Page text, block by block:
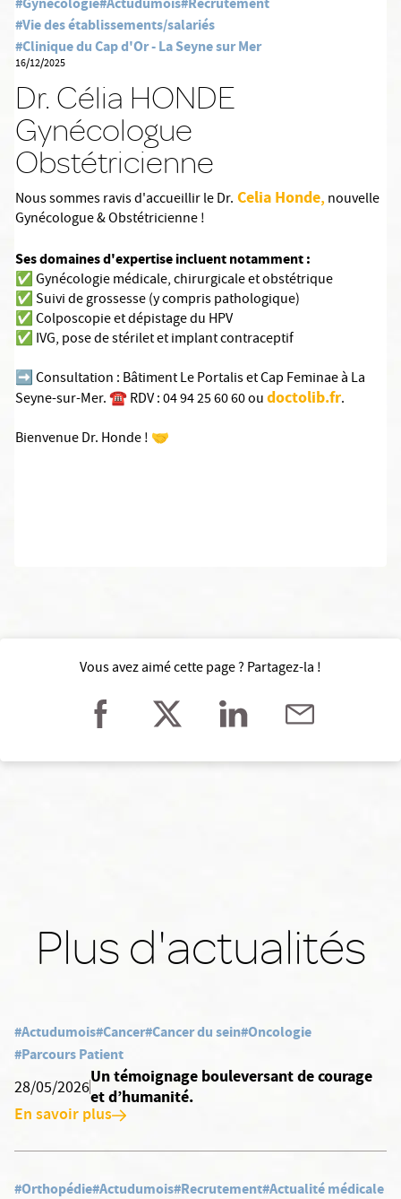
#Vie des établissements/salariés
#Clinique du Cap d'Or - La Seyne sur Mer
16/12/2025
Dr. Célia HONDE
Gynécologue
Obstétricienne
Nous sommes ravis d'accueillir le Dr. Celia Honde, nouvelle
Gynécologue & Obstétricienne !
Ses domaines d'expertise incluent notamment :
✅ Gynécologie médicale, chirurgicale et obstétrique
✅ Suivi de grossesse (y compris pathologique)
✅ Colposcopie et dépistage du HPV
✅ IVG, pose de stérilet et implant contraceptif
➡️ Consultation : Bâtiment Le Portalis et Cap Feminae à La
Seyne-sur-Mer. ☎️ RDV : 04 94 25 60 60 oudoctolib.fr.
Bienvenue Dr. Honde ! 🤝
Vous avez aimé cette page ? Partagez-la !
Plus d'actualités
#Actudumois#Cancer#Cancer du sein#Oncologie
#Parcours Patient
28/05/2026
Un témoignage bouleversant de courage
et d’humanité.
En savoir plus
#Orthopédie#Actudumois#Recrutement#Actualité médicale